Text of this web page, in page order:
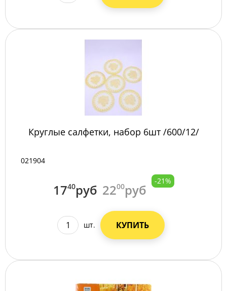
Круглые салфетки, набор 6шт /600/12/
021904
1740руб 2200руб
-21%
шт. КУПИТЬ